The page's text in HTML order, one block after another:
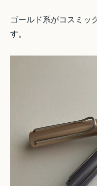
ゴールド系がコスミッ
す。